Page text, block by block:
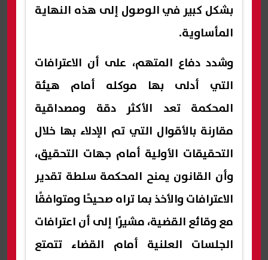
بشكل كبير في الوصول إلى هذه النهاية
المأساوية.
وشدد دفاع المتهم، على أن الاعترافات
التي أدلى بها موكله أمام هيئة
المحكمة تعد الأكثر دقة ومصداقية
مقارنة بالأقوال التي تم الإدلاء بها خلال
التحقيقات الأولية أمام جهات التحقيق،
وأن القانون يمنح المحكمة سلطة تقدير
الاعترافات والأخذ بما تراه صحيحًا ومتوافقًا
مع وقائع القضية، مشيرًا إلى أن اعترافات
الجلسات العلنية أمام القضاء تتمتع